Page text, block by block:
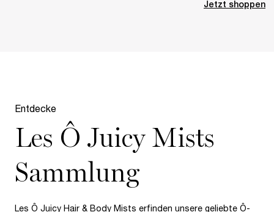
Jetzt shoppen
Entdecke
Les Ô Juicy Mists
Sammlung
Les Ô Juicy Hair & Body Mists erfinden unsere geliebte Ô-